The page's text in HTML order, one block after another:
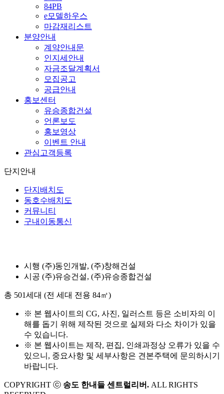
84PB
e모델하우스
마감재리스트
분양안내
계약안내문
인지세안내
자금조달계획서
모집공고
공급안내
홍보센터
유승종합건설
언론보도
홍보영상
이벤트 안내
관심고객등록
단지안내
단지배치도
동호수배치도
커뮤니티
구내이동통신
시행 (주)동인개발, (주)창해건설
시공 (주)유승건설, (주)유승종합건설
총 501세대 (전 세대 전용 84㎡)
※ 본 웹사이트의 CG, 사진, 일러스트 등은 소비자의 이
해를 돕기 위해 제작된 것으로 실제와 다소 차이가 있을
수 있습니다.
※ 본 웹사이트는 제작, 편집, 인쇄과정상 오류가 있을 수
있으니, 중요사항 및 세부사항은 견본주택에 문의하시기
바랍니다.
COPYRIGHT ⓒ 송도 한내들 센트럴리버. ALL RIGHTS